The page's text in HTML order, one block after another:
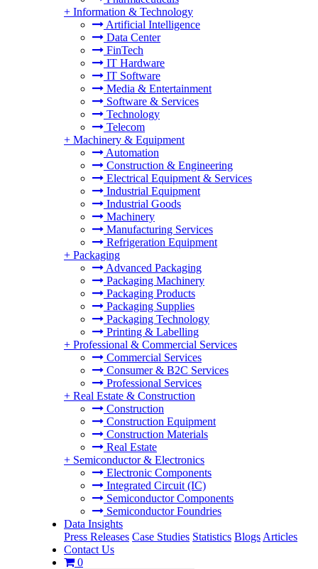
+ Information & Technology
Artificial Intelligence
Data Center
FinTech
IT Hardware
IT Software
Media & Entertainment
Software & Services
Technology
Telecom
+ Machinery & Equipment
Automation
Construction & Engineering
Electrical Equipment & Services
Industrial Equipment
Industrial Goods
Machinery
Manufacturing Services
Refrigeration Equipment
+ Packaging
Advanced Packaging
Packaging Machinery
Packaging Products
Packaging Supplies
Packaging Technology
Printing & Labelling
+ Professional & Commercial Services
Commercial Services
Consumer & B2C Services
Professional Services
+ Real Estate & Construction
Construction
Construction Equipment
Construction Materials
Real Estate
+ Semiconductor & Electronics
Electronic Components
Integrated Circuit (IC)
Semiconductor Components
Semiconductor Foundries
Data Insights
Press Releases Case Studies Statistics Blogs Articles
Contact Us
0